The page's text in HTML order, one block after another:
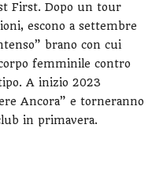
First. Dopo un tour
escono a settembre
brano con cui
femminile contro
A inizio 2023
Ancora” e torneranno
in primavera.